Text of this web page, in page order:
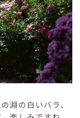
淵の白いバラ、